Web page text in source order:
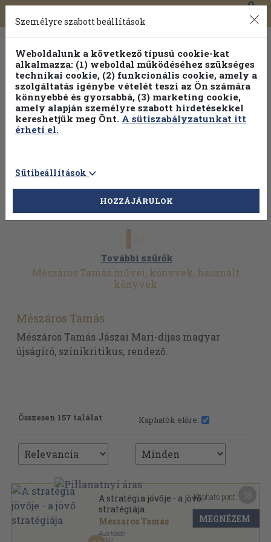
Toggle
navigation
0
Válogasson több mint 30 000 kötet közül
Hobbi témakörökben20% kedvezménnyel!
További szűrők
Mészáros Tamás művei, könyvek, használt
könyvek
Mészáros Tamás
Mészáros Tamás Jászai Mari-díjas magyar
újságíró, színikritikus, rendező.
Összesen 157 találat Kaphatók előre:
A stratégia jövője - a jövő
stratégiája
Mészáros Tamás
Aula Kiadó
, 2002
Kapható pont:
MEGNÉZEM
Személyre szabott beállítások
Weboldalunk a következő típusú cookie-kat
alkalmazza: (1) weboldal működéséhez szükséges
technikai cookie, (2) funkcionális cookie, amely a
szolgáltatás igénybe vételét teszi az Ön számára
könnyebbé és gyorsabbá, (3) marketing cookie,
amely alapján személyre szabott hirdetésekkel
kereshetjük meg Önt. A sütiszabályzatunkat itt
érheti el.
Sütibeállítások
HOZZÁJÁRULOK